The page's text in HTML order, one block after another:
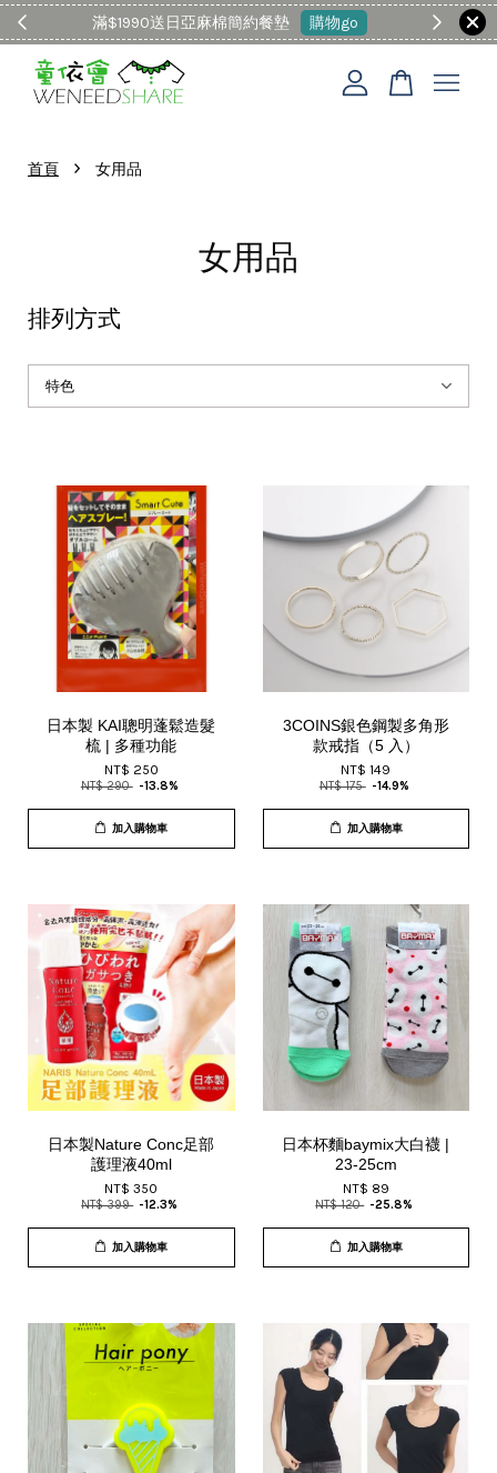
童裝Malwee3件以上88折 現在去購物！
首頁 › 女用品
女用品
排列方式
日本製 KAI聰明蓬鬆造髮
梳 | 多種功能
NT$ 250
NT$ 290 -13.8%
加入購物車
3COINS銀色鋼製多角形
款戒指（5 入）
NT$ 149
NT$ 175 -14.9%
加入購物車
日本製Nature Conc足部
護理液40ml
NT$ 350
NT$ 399 -12.3%
加入購物車
日本杯麵baymix大白襪 |
23-25cm
NT$ 89
NT$ 120 -25.8%
加入購物車
您的購物車目前還是空的。